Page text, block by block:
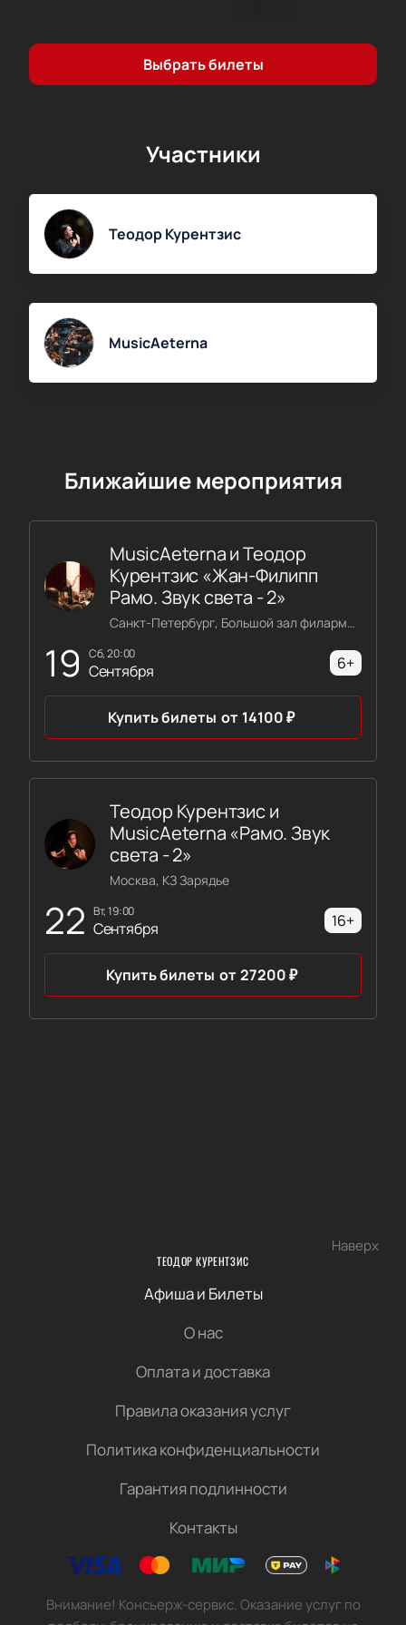
и танца вместе с «Esperia».
Выбрать билеты
Участники
Теодор Курентзис
MusicAeterna
Ближайшие мероприятия
19 сб, 20:00
Сентября
MusicAeterna и Теодор
Курентзис «Жан-Филипп
Рамо. Звук света - 2»
Санкт-Петербург, Большой зал филармонии имени Шостаковича
6+
Купить билеты от 14100₽
22 вт, 19:00
Сентября
Теодор Курентзис и
MusicAeterna «Рамо. Звук
света - 2»
Москва, КЗ Зарядье
16+
Купить билеты от 27200₽
Наверх
ТЕОДОР КУРЕНТЗИС
Афиша и Билеты
О нас
Оплата и доставка
Правила оказания услуг
Политика конфиденциальности
Гарантия подлинности
Контакты
Внимание! Консьерж-сервис. Оказание услуг по